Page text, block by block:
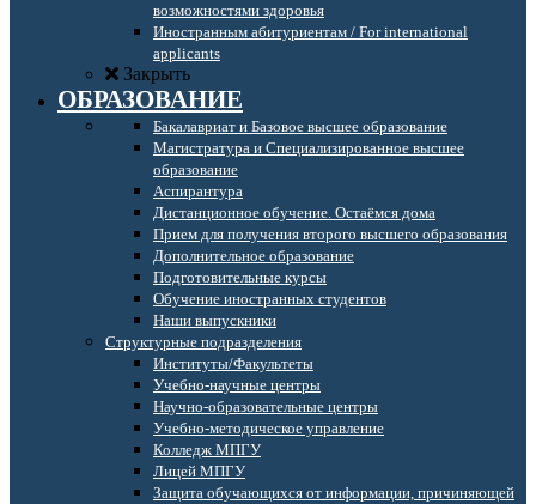
возможностями здоровья
Иностранным абитуриентам / For international
applicants
Закрыть
ОБРАЗОВАНИЕ
Бакалавриат и Базовое высшее образование
Магистратура и Специализированное высшее
образование
Аспирантура
Дистанционное обучение. Остаёмся дома
Прием для получения второго высшего образования
Дополнительное образование
Подготовительные курсы
Обучение иностранных студентов
Наши выпускники
Структурные подразделения
Институты/Факультеты
Учебно-научные центры
Научно-образовательные центры
Учебно-методическое управление
Колледж МПГУ
Лицей МПГУ
Защита обучающихся от информации, причиняющей